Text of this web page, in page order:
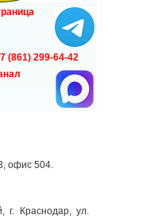
(861) 299-64-42
офис 504.
г. Краснодар, ул.